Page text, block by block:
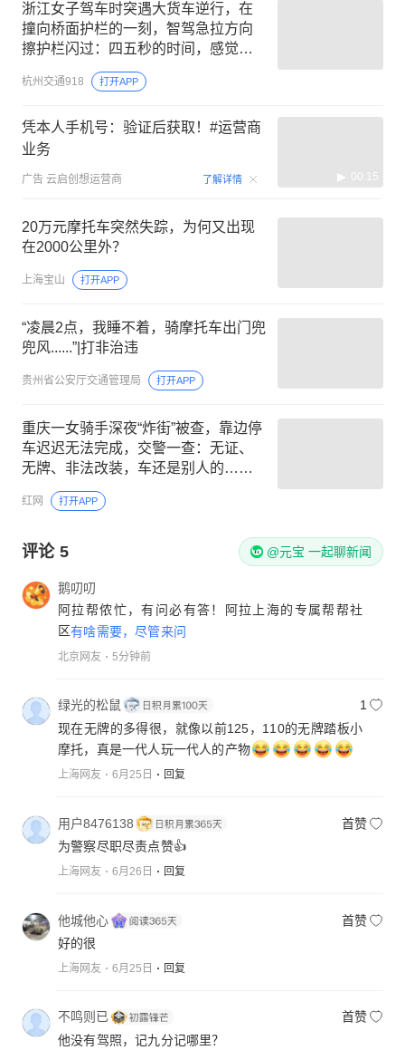
浙江女子驾车时突遇大货车逆行，在
撞向桥面护栏的一刻，智驾急拉方向
擦护栏闪过：四五秒的时间，感觉活
过来浑身发软；大货车司机已被处罚
杭州交通918 打开APP
凭本人手机号：验证后获取！#运营商
业务
广告 云启创想运营商 了解详情 00:15
20万元摩托车突然失踪，为何又出现
在2000公里外？
上海宝山 打开APP
“凌晨2点，我睡不着，骑摩托车出门兜
兜风......”|打非治违
贵州省公安厅交通管理局 打开APP
重庆一女骑手深夜“炸街”被查，靠边停
车迟迟无法完成，交警一查：无证、
无牌、非法改装，车还是别人的……
红网 打开APP
评论 5 @元宝 一起聊新闻
鹅叨叨
阿拉帮侬忙，有问必有答！阿拉上海的专属帮帮社
区有啥需要，尽管来问
北京网友 5分钟前
绿光的松鼠
1
现在无牌的多得很，就像以前125，110的无牌踏板小
摩托，真是一代人玩一代人的产物
上海网友 6月25日 回复
用户8476138
首赞
为警察尽职尽责点赞👍
上海网友 6月26日 回复
他城他心
首赞
好的很
上海网友 6月25日 回复
不鸣则已
首赞
他没有驾照，记九分记哪里？